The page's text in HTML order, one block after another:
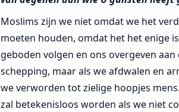
Moslims zijn we niet omdat we het
moeten houden, omdat het het enige
geboden volgen en ons overgeven
schepping, maar als we afdwalen en
we verworden tot zielige hoopjes
zal betekenisloos worden als we niet